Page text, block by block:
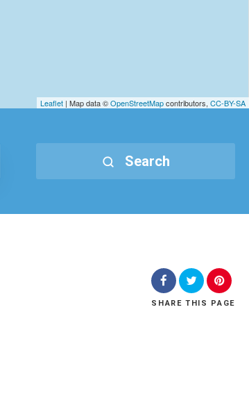
Leaflet | Map data ©OpenStreetMapcontributors, CC-BY-SA
Search
SHARE THIS PAGE